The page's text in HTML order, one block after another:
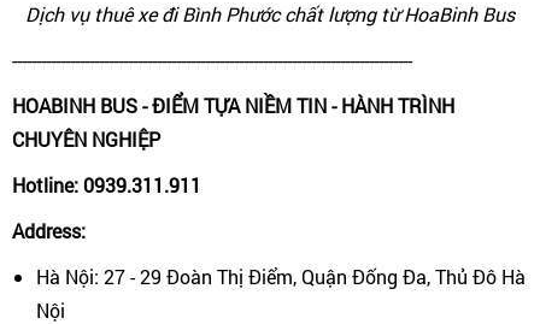
Dịch vụ thuê xe đi Bình Phước chất lượng từ HoaBinh Bus
-----------------------------------------------------------------------------------
HOABINH BUS - ĐIỂM TỰA NIỀM TIN - HÀNH TRÌNH
CHUYÊN NGHIỆP
Hotline: 0939.311.911
Address:
Hà Nội: 27 - 29 Đoàn Thị Điểm, Quận Đống Đa, Thủ Đô Hà
Nội